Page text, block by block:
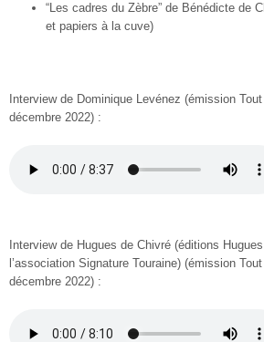
“Les cadres du Zèbre” de Bénédicte de
et papiers à la cuve)
Interview de Dominique Levénez (émission
décembre 2022) :
Interview de Hugues de Chivré (éditions
l’association Signature Touraine) (émission
décembre 2022) :